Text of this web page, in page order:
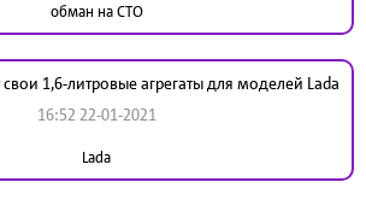
обман на СТО
1,6-литровые агрегаты для моделей Lada
16:52 22-01-2021
Lada